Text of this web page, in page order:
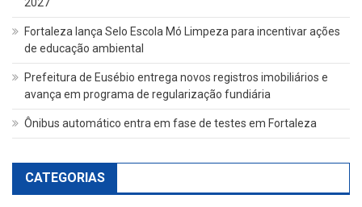
Fortaleza lança Selo Escola Mó Limpeza para incentivar ações
de educação ambiental
Prefeitura de Eusébio entrega novos registros imobiliários e
avança em programa de regularização fundiária
Ônibus automático entra em fase de testes em Fortaleza
CATEGORIAS